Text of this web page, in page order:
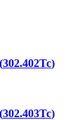
302.402Tc
302.403Tc